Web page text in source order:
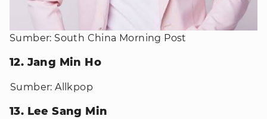
Sumber: South China Morning Post
12. Jang Min Ho
Sumber: Allkpop
13. Lee Sang Min